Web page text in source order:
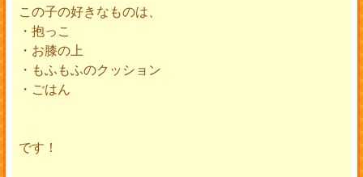
この子の好きなものは、
・抱っこ
・お膝の上
・もふもふのクッション
・ごはん
です！